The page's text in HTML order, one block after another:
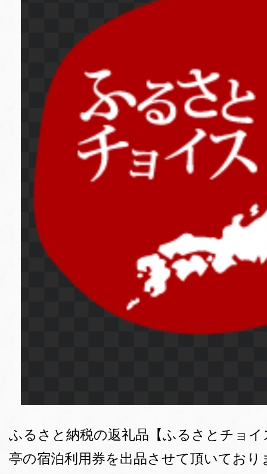
ふるさと納税の返礼品【ふるさとチョ
亭の宿泊利用券を出品させて頂いており